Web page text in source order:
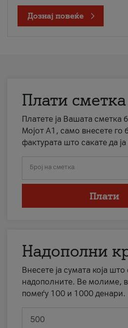
Дознај повеќе
Плати сметка
Платете ја Вашата сметка
Мојот А1, само внесете го
фактурата што сакате да
Број на сметка
Плати
Надополни
Внесете ја сумата која што
надополните. Ве молиме,
помеѓу 100 и 1000 денари.